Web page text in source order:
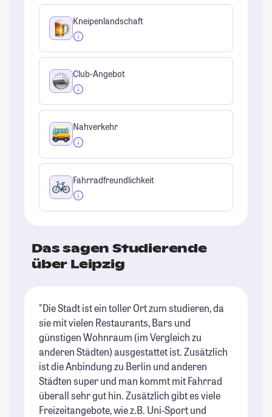
Kneipenlandschaft
Club-Angebot
Nahverkehr
Fahrradfreundlichkeit
Das sagen Studierende
über Leipzig
"Die Stadt ist ein toller Ort zum studieren, da
sie mit vielen Restaurants, Bars und
günstigen Wohnraum (im Vergleich zu
anderen Städten) ausgestattet ist. Zusätzlich
ist die Anbindung zu Berlin und anderen
Städten super und man kommt mit Fahrrad
überall sehr gut hin. Zusätzlich gibt es viele
Freizeitangebote, wie z.B. Uni-Sport und